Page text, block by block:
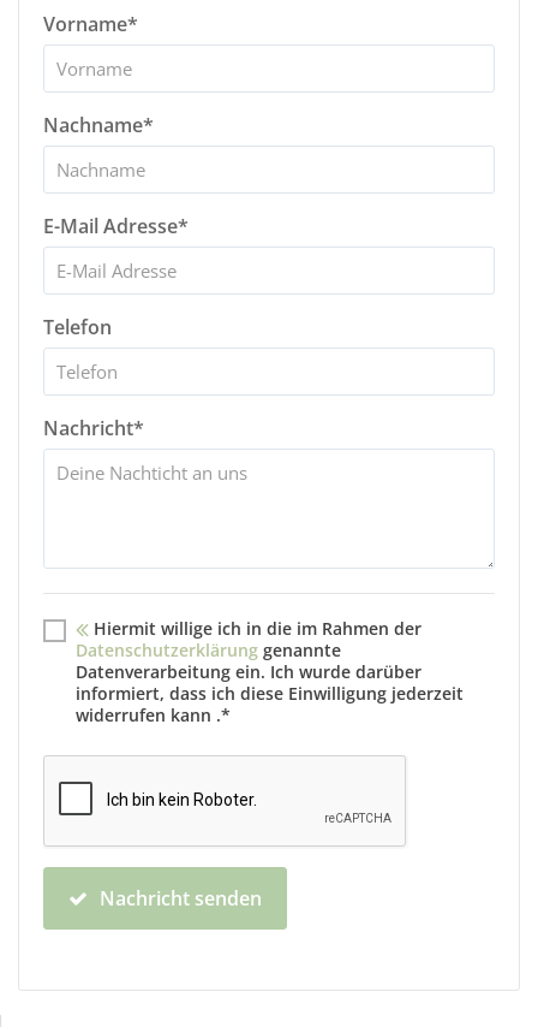
Vorname*
Nachname*
E-Mail Adresse*
Telefon
Nachricht*
Hiermit willige ich in die im Rahmen der
Datenschutzerklärung genannte
Datenverarbeitung ein. Ich wurde darüber
informiert, dass ich diese Einwilligung jederzeit
widerrufen kann .*
Nachricht senden